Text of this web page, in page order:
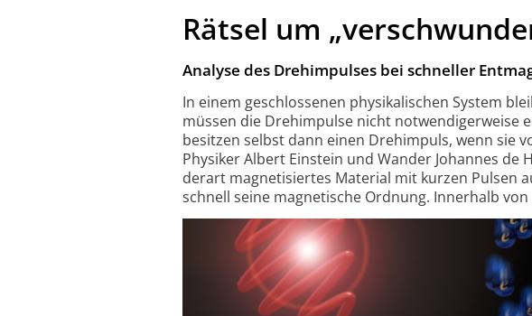
Rätsel um
Analyse des Drehimpulses bei schneller
In einem geschlossenen physi­kalischen System
müssen die Drehimpulse nicht notwendiger­weise
besitzen selbst dann einen Drehimpuls, wenn sie
Physiker Albert Einstein und Wander Johannes de
derart magne­tisiertes Material mit kurzen Pulsen
schnell seine magnetische Ordnung. Innerhalb